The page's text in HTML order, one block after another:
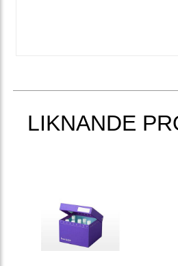
LIKNANDE